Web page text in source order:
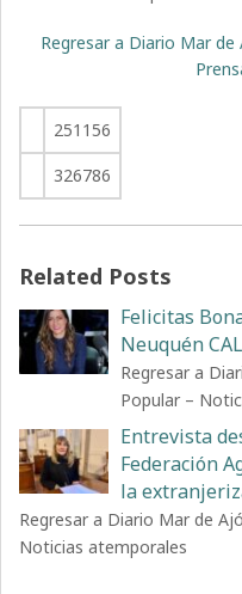
Regresar a Diario Mar
251156
326786
Related Posts
Felicitas
Neuquén
Regresar a
Popular –
Entrevista
Federación
la
Regresar a Diario Mar de
Noticias atemporales